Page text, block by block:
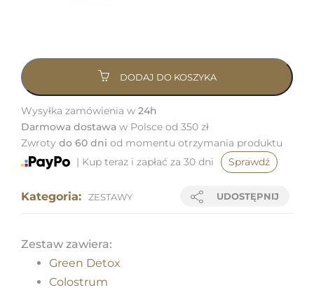
DODAJ DO KOSZYKA
Wysyłka zamówienia w 24h
Darmowa dostawa w Polsce od 350 zł
Zwroty do 60 dni od momentu otrzymania produktu
| Kup teraz i zapłać za 30 dni
Sprawdź
Kategoria: ZESTAWY UDOSTĘPNIJ
Zestaw zawiera:
Green Detox
Colostrum